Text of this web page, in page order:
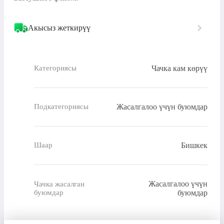
Акысыз жеткирүү
Категориясы Чачка кам көрүү
Подкатегориясы Жасалгалоо үчүн буюмдар
Шаар Бишкек
Чачка жасалган
буюмдар
Жасалгалоо үчүн
буюмдар